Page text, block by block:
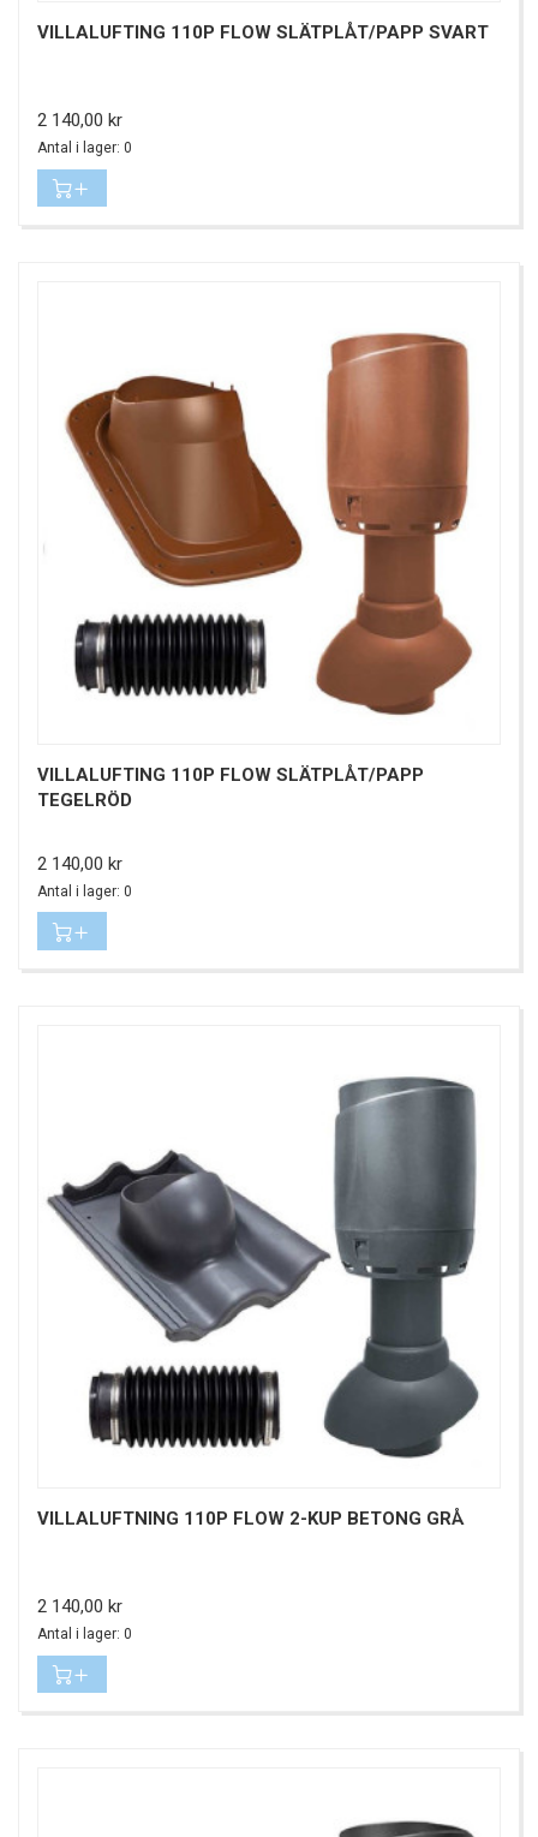
VILLALUFTING 110P FLOW SLÄTPLÅT/PAPP SVART
Pris
2 140,00 kr
Antal i lager: 0
VILLALUFTING 110P FLOW SLÄTPLÅT/PAPP
TEGELRÖD
Pris
2 140,00 kr
Antal i lager: 0
VILLALUFTNING 110P FLOW 2-KUP BETONG GRÅ
Pris
2 140,00 kr
Antal i lager: 0